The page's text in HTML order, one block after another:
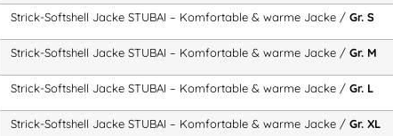
Material: Strick/Softshell,
Farbe:schwarz melange /
DieStrick-Softshell Jacke STUBAI
oder einerkomfortablen
Strick-Softshell Jacke STUBAI – Komfortable & warme Jacke / Gr. S
Strick-Softshell Jacke STUBAI – Komfortable & warme Jacke / Gr. M
Strick-Softshell Jacke STUBAI – Komfortable & warme Jacke / Gr. L
Strick-Softshell Jacke STUBAI – Komfortable & warme Jacke / Gr. XL